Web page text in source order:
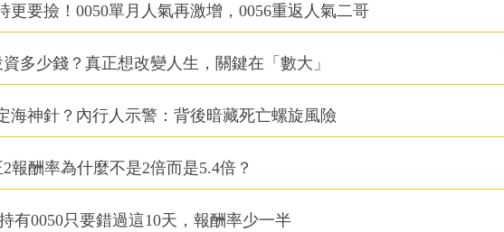
更要撿！0050單月人氣再激增，0056重返人氣二哥
多少錢？真正想改變人生，關鍵在「數大」
海神針？內行人示警：背後暗藏死亡螺旋風險
報酬率為什麼不是2倍而是5.4倍？
有0050只要錯過這10天，報酬率少一半